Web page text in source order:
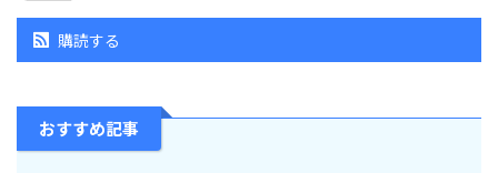
購読する
おすすめ記事